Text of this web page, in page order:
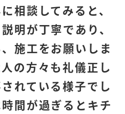
相談してみると、
明が丁寧であり、
施工をお願いしま
の方々も礼儀正し
れている様子でし
間が過ぎるとキチ